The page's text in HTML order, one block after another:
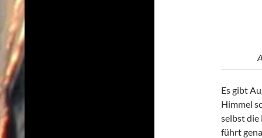
Es gibt
Himmel
selbst die
führt